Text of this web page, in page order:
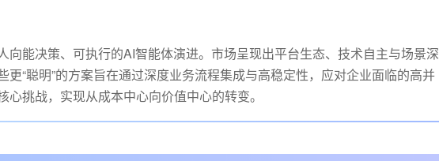
向能决策、可执行的AI智能体演进。市场呈现出平台生态、技术自主与场景深
更“聪明”的方案旨在通过深度业务流程集成与高稳定性，应对企业面临的高并
挑战，实现从成本中心向价值中心的转变。